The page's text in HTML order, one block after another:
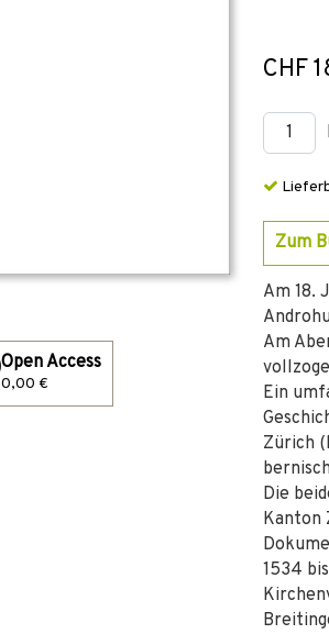
Open Access
0,00 €
CHF
Zum
Am 18.
Am
Ein
Zürich
Die
Kanton
1534